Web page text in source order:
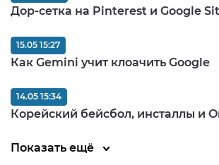
Дор-сетка на Pinterest и Google
Как Gemini учит клоачить Google
15.05 15:27
Корейский бейсбол, инсталлы и
14.05 15:34
Показать ещё